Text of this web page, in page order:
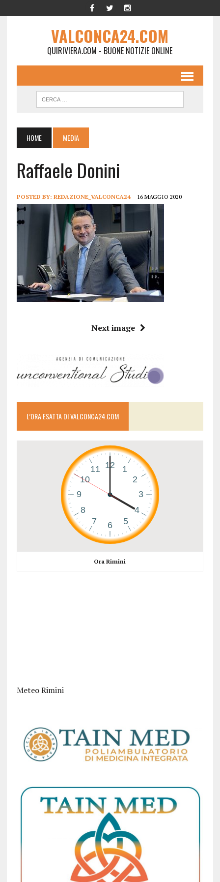
VALCONCA24.COM
QUIRIVIERA.COM - BUONE NOTIZIE ONLINE
HOME MEDIA
Raffaele Donini
POSTED BY: REDAZIONE_VALCONCA24 16 MAGGIO 2020
Next image
L’ORA ESATTA DI VALCONCA24.COM
Ora Rimini
Meteo Rimini